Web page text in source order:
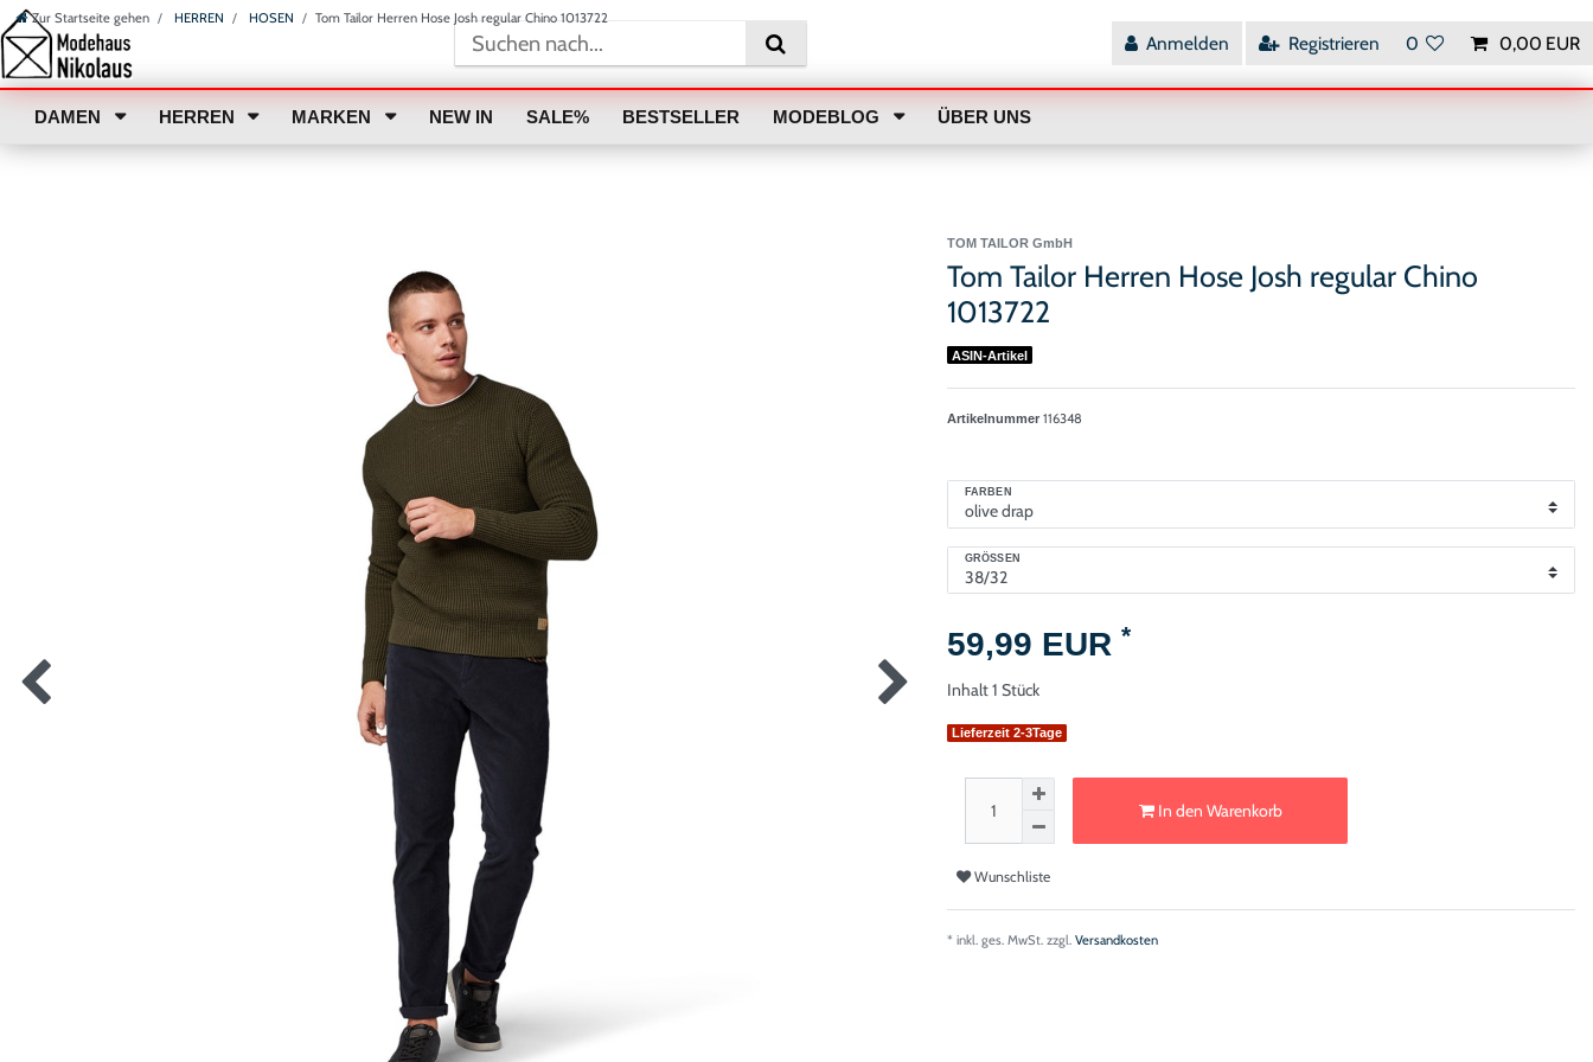
Zur Startseite gehen HERREN HOSEN Tom Tailor Herren Hose Josh regular Chino 1013722
Anmelden Registrieren 0 0,00 EUR
DAMEN HERREN MARKEN NEW IN SALE% BESTSELLER MODEBLOG ÜBER UNS
TOM TAILOR GmbH
Tom Tailor Herren Hose Josh regular Chino
1013722
ASIN-Artikel
Artikelnummer 116348
FARBEN
GRÖSSEN
59,99 EUR *
Inhalt1 Stück
Lieferzeit 2-3Tage
In den Warenkorb
Wunschliste
* inkl. ges. MwSt. zzgl. Versandkosten